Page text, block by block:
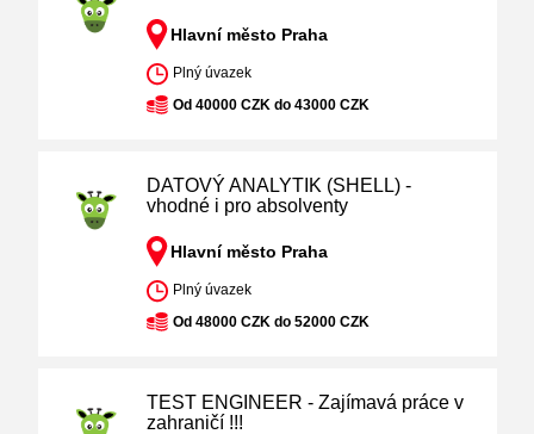
Hlavní město Praha
Plný úvazek
Od 40000 CZK do 43000 CZK
DATOVÝ ANALYTIK (SHELL) -
vhodné i pro absolventy
Hlavní město Praha
Plný úvazek
Od 48000 CZK do 52000 CZK
TEST ENGINEER - Zajímavá práce v
zahraničí !!!